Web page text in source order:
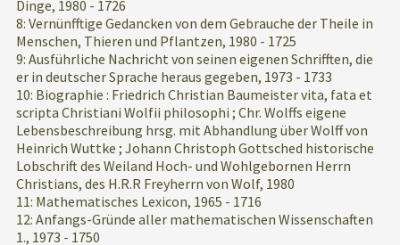
Dinge, 1980 - 1726
8: Vernünfftige Gedancken von dem Gebrauche der Theile in
Menschen, Thieren und Pflantzen, 1980 - 1725
9: Ausführliche Nachricht von seinen eigenen Schrifften, die
er in deutscher Sprache heraus gegeben, 1973 - 1733
10: Biographie : Friedrich Christian Baumeister vita, fata et
scripta Christiani Wolfii philosophi ; Chr. Wolffs eigene
Lebensbeschreibung hrsg. mit Abhandlung über Wolff von
Heinrich Wuttke ; Johann Christoph Gottsched historische
Lobschrift des Weiland Hoch- und Wohlgebornen Herrn
Christians, des H.R.R Freyherrn von Wolf, 1980
11: Mathematisches Lexicon, 1965 - 1716
12: Anfangs-Gründe aller mathematischen Wissenschaften
1., 1973 - 1750